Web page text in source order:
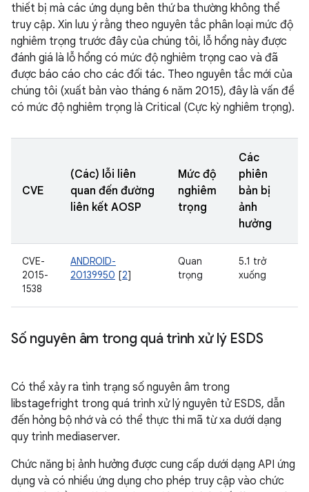
thiết bị mà các ứng dụng bên thứ ba thường không thể
truy cập. Xin lưu ý rằng theo nguyên tắc phân loại mức độ
nghiêm trọng trước đây của chúng tôi, lỗ hổng này được
đánh giá là lỗ hổng có mức độ nghiêm trọng cao và đã
được báo cáo cho các đối tác. Theo nguyên tắc mới của
chúng tôi (xuất bản vào tháng 6 năm 2015), đây là vấn đề
có mức độ nghiêm trọng là Critical (Cực kỳ nghiêm trọng).
CVE
(Các) lỗi liên
quan đến đường
liên kết AOSP
Mức độ
nghiêm
trọng
Các
phiên
bản bị
ảnh
hưởng
CVE-
2015-
1538
ANDROID-
20139950 [2]
Quan
trọng
5.1 trở
xuống
Số nguyên âm trong quá trình xử lý ESDS
Có thể xảy ra tình trạng số nguyên âm trong
libstagefright trong quá trình xử lý nguyên tử ESDS, dẫn
đến hỏng bộ nhớ và có thể thực thi mã từ xa dưới dạng
quy trình mediaserver.
Chức năng bị ảnh hưởng được cung cấp dưới dạng API ứng
dụng và có nhiều ứng dụng cho phép truy cập vào chức